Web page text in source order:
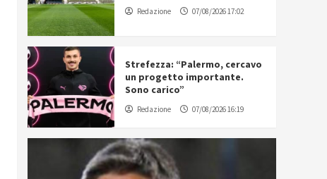
Redazione 07/08/2026 17:02
Strefezza: “Palermo, cercavo
un progetto importante.
Sono carico”
Redazione 07/08/2026 16:19